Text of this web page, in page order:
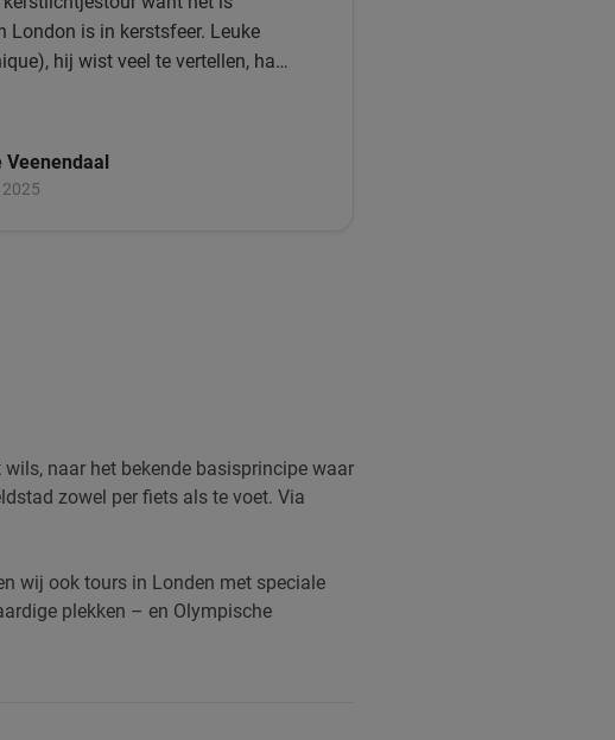
is in kerstsfeer. Leuke
hij wist veel te vertellen, had
London te beleven!
Veenendaal
naar het bekende basisprincipe waar
zowel per fiets als te voet. Via
wij ook tours in Londen met speciale
plekken – en Olympische